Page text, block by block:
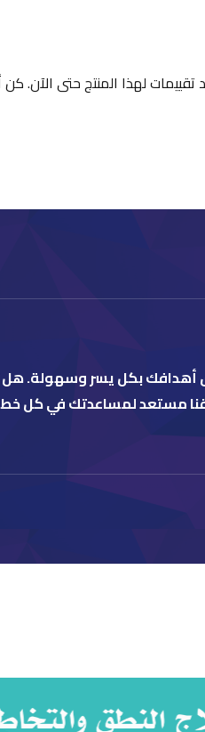
تقييمات لهذا المنتج حتى الآن.
بكل يسر وسهولة. هل
مستعد لمساعدتك في كل